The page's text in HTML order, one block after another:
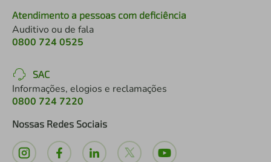
Atendimento a pessoas com deficiência
Auditivo ou de fala
0800 724 0525
SAC
Informações, elogios e reclamações
0800 724 7220
Nossas Redes Sociais